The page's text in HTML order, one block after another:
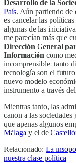
Desarrollo de la
País. Aún partiendo de
es cancelar las
algunas de las
me parecían más que
Dirección General
Información como
incomprensible: tanto
tecnología son el
nuevo modelo
instrumento a través
Mientras tanto, las
canon a las
que apenas algunos
Málaga y el de
Relacionado: La
nuestra clase política